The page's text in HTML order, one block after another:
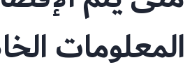
المعلومات